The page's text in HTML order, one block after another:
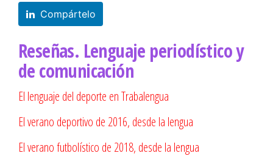
Compártelo
Reseñas. Lenguaje periodístico y
de comunicación
El lenguaje del deporte en Trabalengua
El verano deportivo de 2016, desde la lengua
El verano futbolístico de 2018, desde la lengua